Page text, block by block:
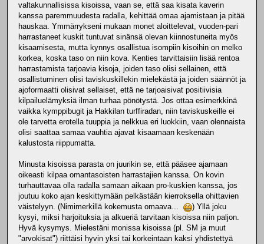
valtakunnallisissa kisoissa, vaan se, että saa kisata kaverin
kanssa paremmuudesta radalla, kehittää omaa ajamistaan ja pitää
hauskaa. Ymmärrykseni mukaan monet aloittelevat, vuoden-pari
harrastaneet kuskit tuntuvat sinänsä olevan kiinnostuneita myös
kisaamisesta, mutta kynnys osallistua isompiin kisoihin on melko
korkea, koska taso on niin kova. Kenties tarvittaisiin lisää rentoa
harrastamista tarjoavia kisoja, joiden taso olisi sellainen, että
osallistuminen olisi taviskuskillekin mielekästä ja joiden säännöt ja
ajoformaatti olisivat sellaiset, että ne tarjoaisivat positiivisia
kilpailuelämyksiä ilman turhaa pönötystä. Jos ottaa esimerkkinä
vaikka kymppibugit ja Hakkilan turffiradan, niin taviskuskeille ei
ole tarvetta erotella tuuppia ja nelkkua eri luokkiin, vaan olennaista
olisi saattaa samaa vauhtia ajavat kisaamaan keskenään
kalustosta riippumatta.
Minusta kisoissa parasta on juurikin se, että pääsee ajamaan
oikeasti kilpaa omantasoisten harrastajien kanssa. On kovin
turhauttavaa olla radalla samaan aikaan pro-kuskien kanssa, jos
joutuu koko ajan keskittymään pelkästään kierroksella ohittavien
väistelyyn. (Nimimerkillä kokemusta omaava...
) Yllä joku
kysyi, miksi harjoituksia ja alkueriä tarvitaan kisoissa niin paljon.
Hyvä kysymys. Mielestäni monissa kisoissa (pl. SM ja muut
"arvokisat") riittäisi hyvin yksi tai korkeintaan kaksi yhdistettyä